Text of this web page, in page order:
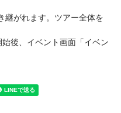
継がれます。ツアー全体を
後、イベント画面「イベン